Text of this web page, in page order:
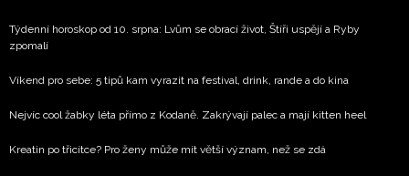
informace od našich partnerů? Pokud souhlasíte se
zpracováním údajů k tomuto účelu podle
Týdenní horoskop od 10. srpna: Lvům se obrací život, Štíři uspějí a Ryby
zpomalí
Víkend pro sebe: 5 tipů kam vyrazit na festival, drink, rande a do kina
Nejvíc cool žabky léta přímo z Kodaně. Zakrývají palec a mají kitten heel
Kreatin po třicítce? Pro ženy může mít větší význam, než se zdá